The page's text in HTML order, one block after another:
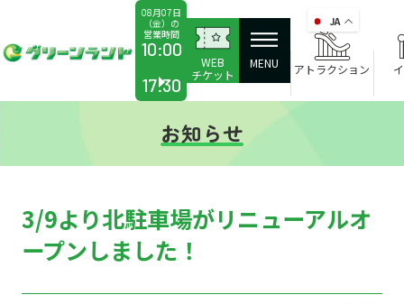
08月07日
（金）の
営業時間
10:00か
ら
17:30
WEB
チケット
MENU アトラクション
お知らせ
3/9より北駐車場がリニューアルオ
ープンしました！
JA